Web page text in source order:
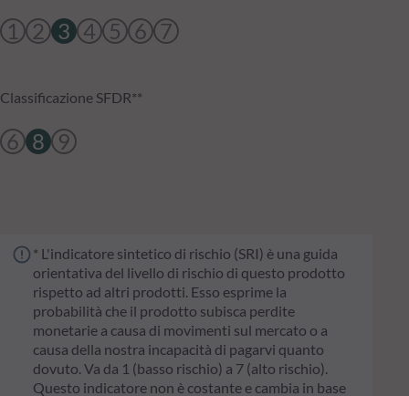
1 2 3 4 5 6 7
Classificazione SFDR**
6 8 9
* L'indicatore sintetico di rischio (SRI) è una guida
orientativa del livello di rischio di questo prodotto
rispetto ad altri prodotti. Esso esprime la
probabilità che il prodotto subisca perdite
monetarie a causa di movimenti sul mercato o a
causa della nostra incapacità di pagarvi quanto
dovuto. Va da 1 (basso rischio) a 7 (alto rischio).
Questo indicatore non è costante e cambia in base